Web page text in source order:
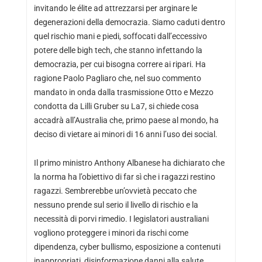
invitando le élite ad attrezzarsi per arginare le
degenerazioni della democrazia. Siamo caduti dentro
quel rischio mani e piedi, soffocati dall’eccessivo
potere delle bigh tech, che stanno infettando la
democrazia, per cui bisogna correre ai ripari. Ha
ragione Paolo Pagliaro che, nel suo commento
mandato in onda dalla trasmissione Otto e Mezzo
condotta da Lilli Gruber su La7, si chiede cosa
accadrà all’Australia che, primo paese al mondo, ha
deciso di vietare ai minori di 16 anni l’uso dei social.
Il primo ministro Anthony Albanese ha dichiarato che
la norma ha l’obiettivo di far sì che i ragazzi restino
ragazzi. Sembrerebbe un’ovvietà peccato che
nessuno prende sul serio il livello di rischio e la
necessità di porvi rimedio. I legislatori australiani
vogliono proteggere i minori da rischi come
dipendenza, cyber bullismo, esposizione a contenuti